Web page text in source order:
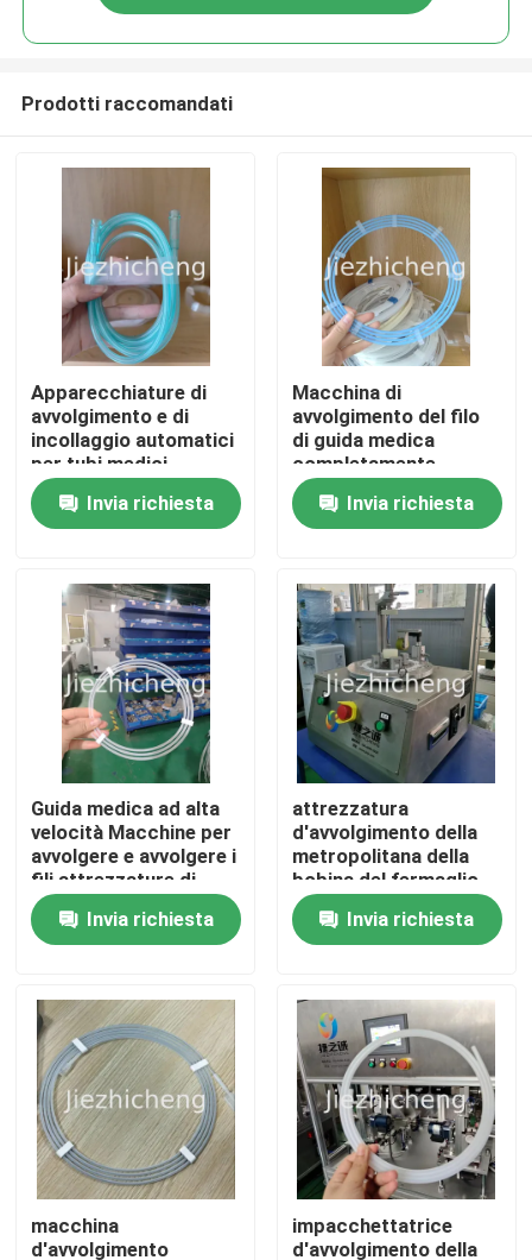
Prodotti
Video
Su di noi
Visita alla fabbrica
Controllo della qualità
Contattaci
Chiedi un preventivo
Impacchettatrici dell'apparecchio medico
Attrezzatura medica che fa macchina
Prodotti raccomandati
Apparecchiature di
avvolgimento e di
incollaggio automatici
per tubi medici
SCT001
Invia richiesta
Macchina di
avvolgimento del filo
di guida medica
completamente
automatica
Avvolgimento e
imballaggio del filo
equipaggiamento di
avvolgimento e
avvolgimento
automatico DSHT001
Invia richiesta
Guida medica ad alta
velocità Macchine per
avvolgere e avvolgere i
fili attrezzature di
avvolgimento
automatiche di tubi
medici 3-4 secondi
Invia richiesta
attrezzatura
d'avvolgimento della
metropolitana della
bobina del fermaglio
dell'impacchettatrice
della metropolitana
medica di 0.4-0.8mm
Invia richiesta
macchina
d'avvolgimento
impacchettatrice
d'avvolgimento della